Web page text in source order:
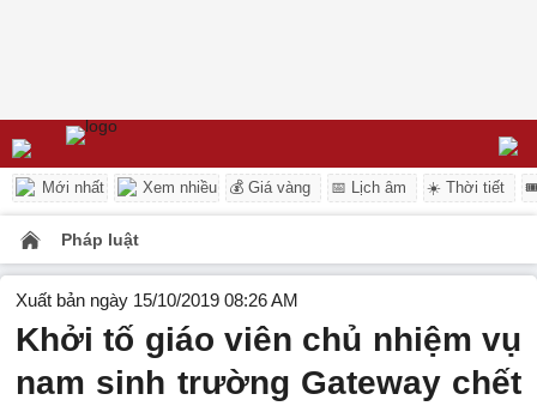
Mới nhất Xem nhiều 💰 Giá vàng 📅 Lịch âm ☀️ Thời tiết
Pháp luật
Xuất bản ngày 15/10/2019 08:26 AM
Khởi tố giáo viên chủ nhiệm vụ
nam sinh trường Gateway chết